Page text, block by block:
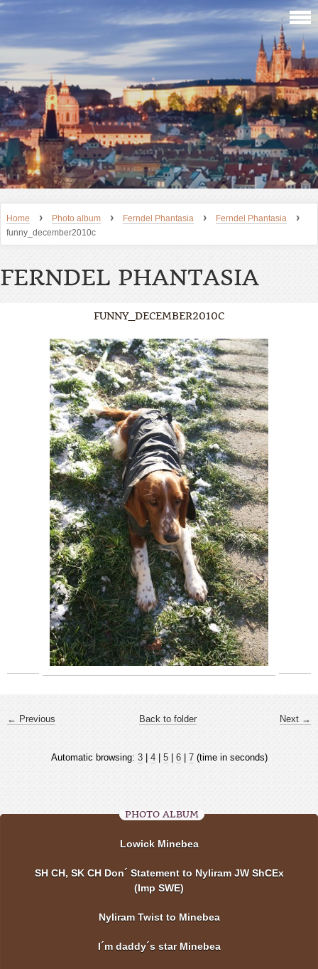
Home › Photo album › Ferndel Phantasia › Ferndel Phantasia ›
funny_december2010c
FERNDEL PHANTASIA
FUNNY_DECEMBER2010C
← Previous Next →
Back to folder
Automatic browsing: 3| 4| 5| 6| 7(time in seconds)
PHOTO ALBUM
Lowick Minebea
SH CH, SK CH Don´ Statement to Nyliram JW ShCEx
(Imp SWE)
Nyliram Twist to Minebea
I´m daddy´s star Minebea